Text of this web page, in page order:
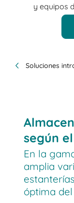
y equipos
Soluciones
según
En la
amplia
óptima del